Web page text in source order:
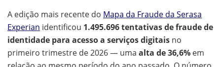
A edição mais recente do Mapa da Fraude da Serasa
Experian identificou 1.495.696 tentativas de fraude de
identidade para acesso a serviços digitais no
primeiro trimestre de 2026 — uma alta de 36,6% em